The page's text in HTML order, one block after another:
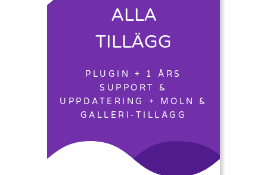
ALLA
TILLÄGG
PLUGIN + 1 ÅRS
SUPPORT &
UPPDATERING + MOLN &
GALLERI-TILLÄGG